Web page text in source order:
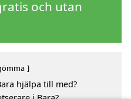
och utan
hjälpa till med?